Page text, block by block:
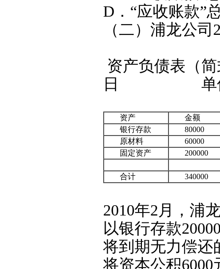
D．“应收账款”
（二）浦龙公
资产负债表
日 单位
资产
金额
银行存款
80000
原材料
60000
固定资产
200000
合计 340000
2010年2月，浦
以银行存款
将到期无力偿还
将资本公积